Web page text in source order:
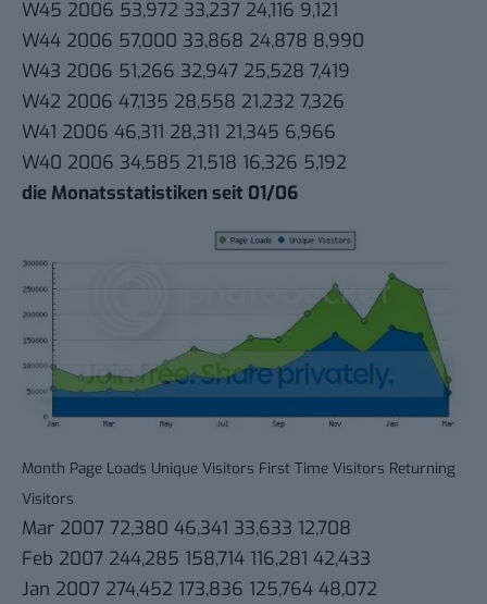
W45 2006 53,972 33,237 24,116 9,121
W44 2006 57,000 33,868 24,878 8,990
W43 2006 51,266 32,947 25,528 7,419
W42 2006 47,135 28,558 21,232 7,326
W41 2006 46,311 28,311 21,345 6,966
W40 2006 34,585 21,518 16,326 5,192
die Monatsstatistiken seit 01/06
Month Page Loads Unique Visitors First Time Visitors Returning
Visitors
Mar 2007 72,380 46,341 33,633 12,708
Feb 2007 244,285 158,714 116,281 42,433
Jan 2007 274,452 173,836 125,764 48,072